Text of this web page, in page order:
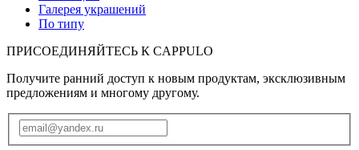
Галерея украшений
По типу
ПРИСОЕДИНЯЙТЕСЬ К CAPPULO
Получите ранний доступ к новым продуктам, эксклюзивным
предложениям и многому другому.